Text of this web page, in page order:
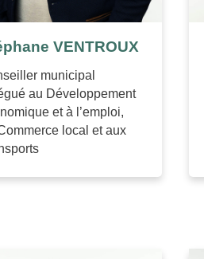
VENTROUX
municipal
au Développement
et à l’emploi,
local et aux